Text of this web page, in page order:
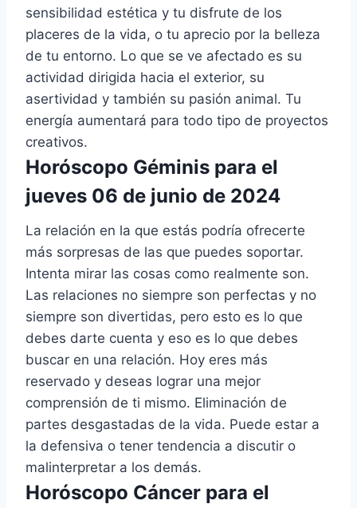
sensibilidad estética y tu disfrute de los
placeres de la vida, o tu aprecio por la belleza
de tu entorno. Lo que se ve afectado es su
actividad dirigida hacia el exterior, su
asertividad y también su pasión animal. Tu
energía aumentará para todo tipo de proyectos
creativos.
Horóscopo Géminis para el
jueves 06 de junio de 2024
La relación en la que estás podría ofrecerte
más sorpresas de las que puedes soportar.
Intenta mirar las cosas como realmente son.
Las relaciones no siempre son perfectas y no
siempre son divertidas, pero esto es lo que
debes darte cuenta y eso es lo que debes
buscar en una relación. Hoy eres más
reservado y deseas lograr una mejor
comprensión de ti mismo. Eliminación de
partes desgastadas de la vida. Puede estar a
la defensiva o tener tendencia a discutir o
malinterpretar a los demás.
Horóscopo Cáncer para el